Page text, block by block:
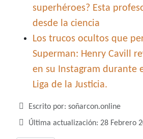
superhéroes? Esta
desde la ciencia
Los trucos ocultos que
Superman: Henry Cavill
en su Instagram durante
Liga de la Justicia.
Detalles
Escrito por: soñarcon.online
Última actualización: 28 Febrero